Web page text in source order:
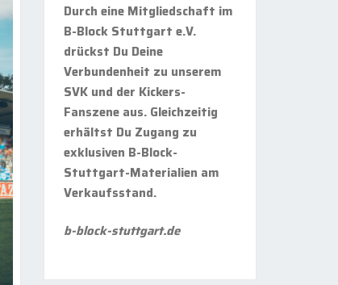
Durch eine Mitgliedschaft im
B-Block Stuttgart e.V.
drückst Du Deine
Verbundenheit zu unserem
SVK und der Kickers-
Fanszene aus. Gleichzeitig
erhältst Du Zugang zu
exklusiven B-Block-
Stuttgart-Materialien am
Verkaufsstand.
b-block-stuttgart.de